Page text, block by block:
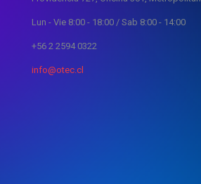
Lun - Vie 8:00 - 18:00 / Sab 8:00 - 14:00
+56 2 2594 0322
info@otec.cl